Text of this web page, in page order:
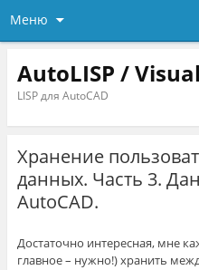
Меню
AutoLISP /
LISP для AutoCAD
Хранение
данных. Часть 3.
AutoCAD.
Достаточно интересная, мне
главное – нужно!) хранить